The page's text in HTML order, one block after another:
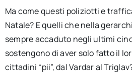
Ma come questi poliziotti e
Natale? E quelli che nella
sempre accaduto negli ultimi
sostengono di aver solo fatto il
cittadini “pii”, dal Vardar al